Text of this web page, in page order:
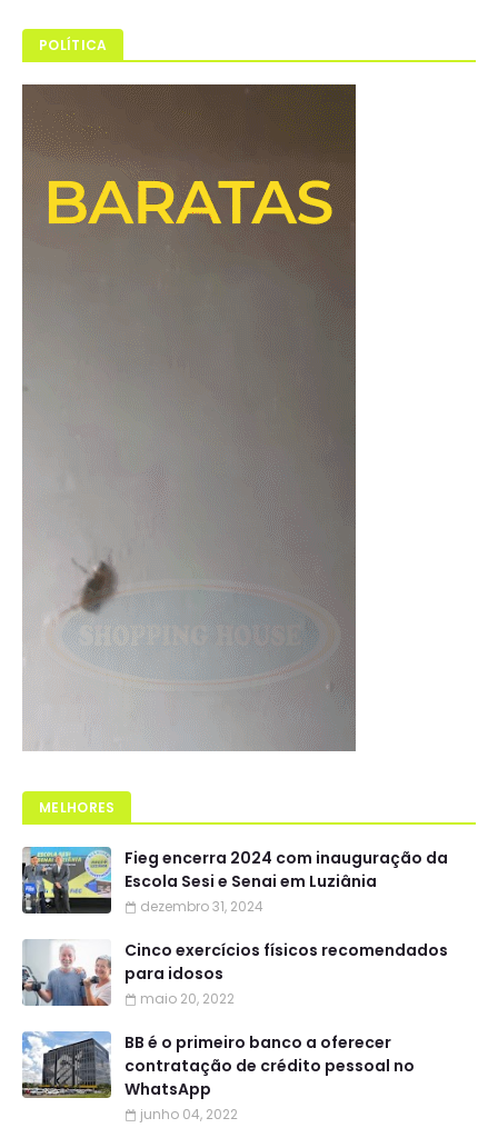
POLÍTICA
MELHORES
Fieg encerra 2024 com inauguração da
Escola Sesi e Senai em Luziânia
dezembro 31, 2024
Cinco exercícios físicos recomendados
para idosos
maio 20, 2022
BB é o primeiro banco a oferecer
contratação de crédito pessoal no
WhatsApp
junho 04, 2022